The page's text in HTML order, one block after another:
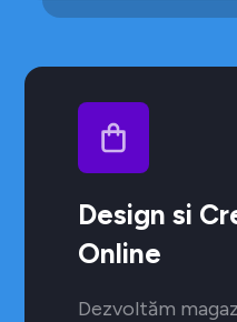
Design si
Online
Dezvoltăm